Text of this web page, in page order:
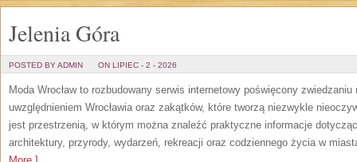
Jelenia Góra
POSTED BY ADMIN ON LIPIEC - 2 - 2026
Moda Wrocław to rozbudowany serwis internetowy poświęcony
uwzględnieniem Wrocławia oraz zakątków, które tworzą niezwykle
jest przestrzenią, w którym można znaleźć praktyczne informacje
architektury, przyrody, wydarzeń, rekreacji oraz codziennego życia w